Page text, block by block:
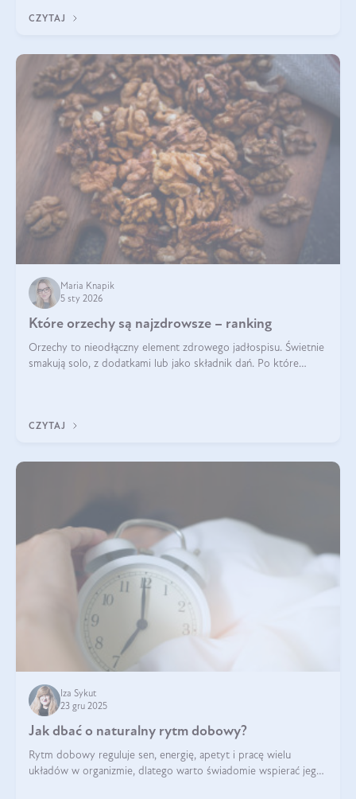
wyjaśnimy.
CZYTAJ
Maria Knapik
5 sty 2026
Które orzechy są najzdrowsze – ranking
Orzechy to nieodłączny element zdrowego jadłospisu. Świetnie
smakują solo, z dodatkami lub jako składnik dań. Po które
CZYTAJ
Iza Sykut
23 gru 2025
Jak dbać o naturalny rytm dobowy?
Rytm dobowy reguluje sen, energię, apetyt i pracę wielu
układów w organizmie, dlatego warto świadomie wspierać jego